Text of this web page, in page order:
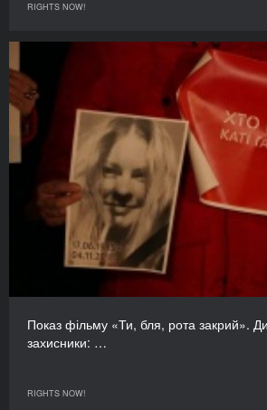
RIGHTS NOW!
Показ фільму «Ти, бля, рота закрий».
захисники: …
RIGHTS NOW!